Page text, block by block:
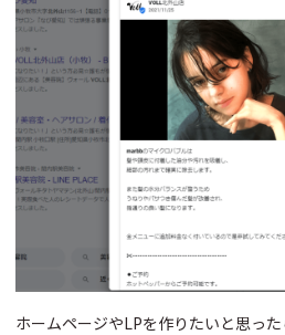
ホームページやLPを作りたいと思っ